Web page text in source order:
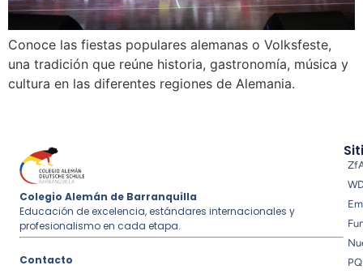
Conoce las fiestas populares alemanas o Volksfeste,
una tradición que reúne historia, gastronomía, música y
cultura en las diferentes regiones de Alemania.
Colegio Alemán de Barranquilla
Educación de excelencia, estándares internacionales y
profesionalismo en cada etapa.
Contacto